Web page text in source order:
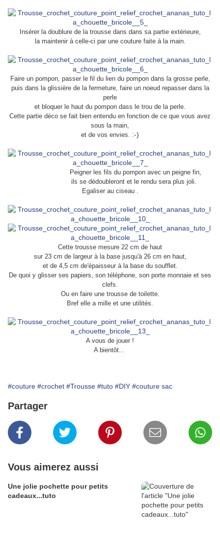
Insérer la doublure de la trousse dans dans sa partie extérieure,
la maintenir à celle-ci par une couture faite à la main.
Faire un pompon, passer le fil du lien du pompon dans la grosse perle,
puis dans la glissière de la fermeture, faire un noeud repasser dans la
perle
et bloquer le haut du pompon dass le trou de la perle.
Cette partie déco se fait bien entendu en fonction de ce que vous avez
sous la main,
et de vos envies. :-)
Peigner les fils du pompon avec un peigne fin,
ils se dédoubleront et le rendu sera plus joli.
Egaliser au ciseau .
Cette trousse mesure 22 cm de haut
sur 23 cm de largeur à la base jusqu'à 26 cm en haut,
et de 4,5 cm de'épaisseur à la base du soufflet.
De quoi y glisser ses papiers, son téléphone, son porte monnaie et ses
clefs.
Ou en faire une trousse de toilette.
Bref elle a mille et une utilités.
A vous de jouer !
A bientôt...
#couture #crochet #Trousse #tuto #DIY #couture sac
Partager
Vous aimerez aussi
Une jolie pochette pour petits
cadeaux...tuto